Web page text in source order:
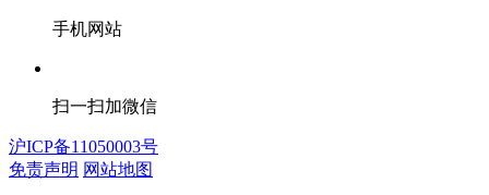
手机网站
扫一扫加微信
沪ICP备11050003号
免责声明 网站地图